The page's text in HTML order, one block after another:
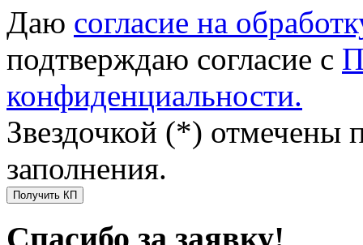
Даю согласие на
подтверждаю согласие с
конфиденциальности.
Звездочкой (*) отмечены
заполнения.
Получить КП